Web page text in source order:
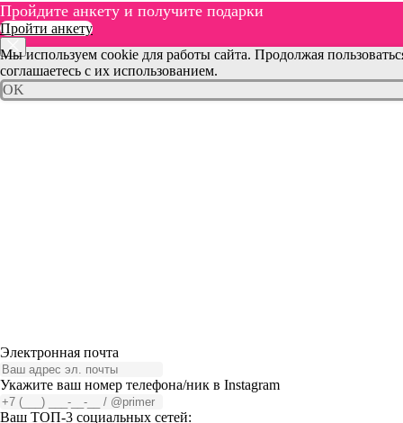
Электронная почта
Укажите ваш номер телефона/ник в Instagram
Ваш ТОП-3 социальных сетей:
Пройдите анкету и получите подарки
Пройти анкету
Мы используем cookie для работы сайта. Продолжая
соглашаетесь с их использованием.
OK